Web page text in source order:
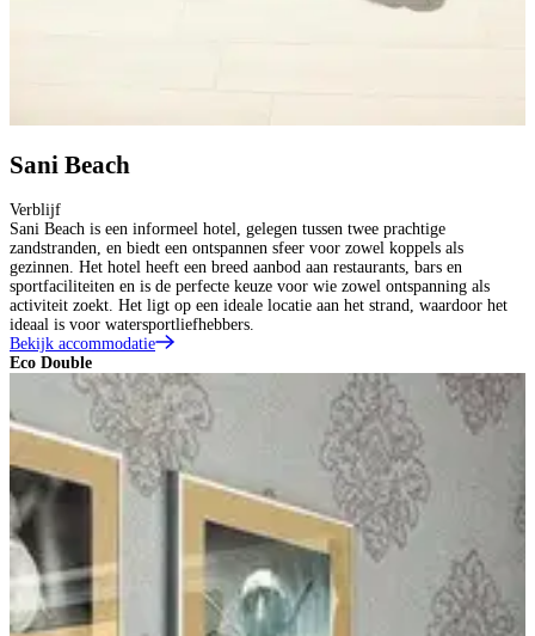
Sani Beach
Verblijf
Sani Beach is een informeel hotel, gelegen tussen twee prachtige
zandstranden, en biedt een ontspannen sfeer voor zowel koppels als
gezinnen. Het hotel heeft een breed aanbod aan restaurants, bars en
sportfaciliteiten en is de perfecte keuze voor wie zowel ontspanning als
activiteit zoekt. Het ligt op een ideale locatie aan het strand, waardoor het
ideaal is voor watersportliefhebbers.
Bekijk accommodatie
Eco Double